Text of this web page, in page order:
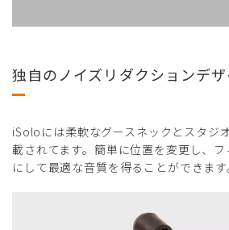
独自のノイズリダクションデ
iSoloには柔軟なグースネックとスタジ
載されてます。簡単に位置を変更し、
にして最適な音質を得ることができます